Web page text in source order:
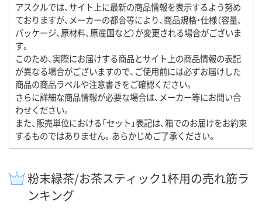
アスクルでは、サイト上に最新の商品情報を表示するよう努め
ておりますが、メーカーの都合等により、商品規格・仕様（容量、
パッケージ、原材料、原産国など）が変更される場合がございま
す。
このため、実際にお届けする商品とサイト上の商品情報の表記
が異なる場合がございますので、ご使用前には必ずお届けした
商品の商品ラベルや注意書きをご確認ください。
さらに詳細な商品情報が必要な場合は、メーカー等にお問い合
わせください。
また、販売単位における「セット」表記は、箱でのお届けをお約束
するものではありません。あらかじめご了承ください。
粉末緑茶/お茶スティック1杯用の売れ筋ラ
ンキング